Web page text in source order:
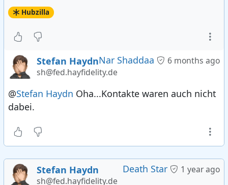
Hubzilla
Nar Shaddaa 6 months ago
Stefan Haydn
sh@fed.hayfidelity.de
@Stefan Haydn Oha...Kontakte waren auch nicht
dabei.
Death Star 1 year ago
Stefan Haydn
sh@fed.hayfidelity.de